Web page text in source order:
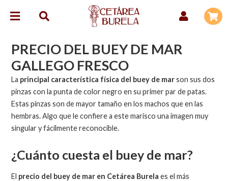
PRECIO DEL BUEY DE MAR
GALLEGO FRESCO
La principal característica física del buey de marson sus dos
pinzas con la punta de color negro en su primer par de patas.
Estas pinzas son de mayor tamaño en los machos que en las
hembras. Algo que le confiere a este marisco una imagen muy
singular y fácilmente reconocible.
¿Cuánto cuesta el buey de mar?
El precio del buey de mar en Cetárea Burela es el más